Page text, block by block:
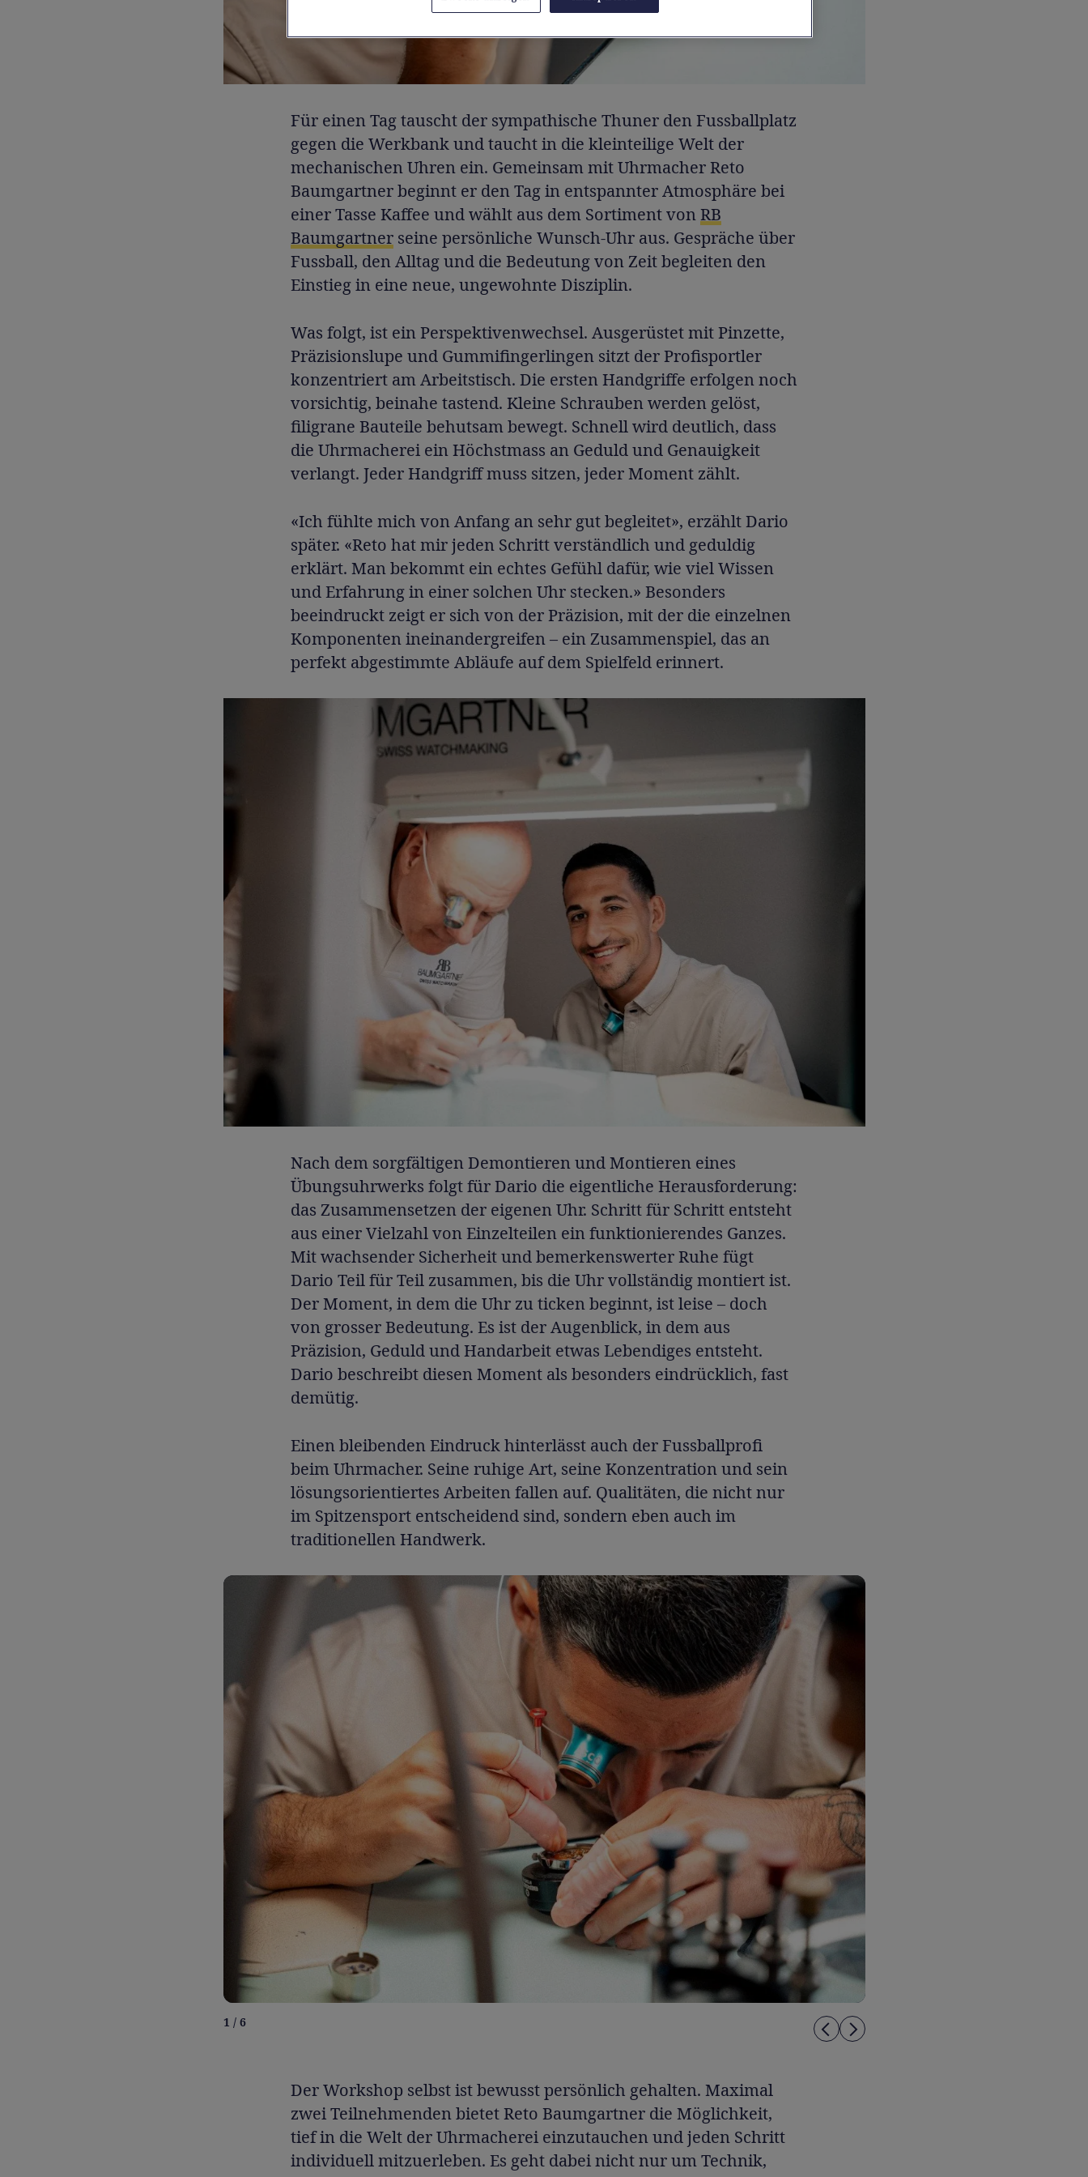
Für einen Tag tauscht der sympathische Thuner den Fussballplatz
gegen die Werkbank und taucht in die kleinteilige Welt der
mechanischen Uhren ein. Gemeinsam mit Uhrmacher Reto
Baumgartner beginnt er den Tag in entspannter Atmosphäre bei
einer Tasse Kaffee und wählt aus dem Sortiment vonRB
Baumgartner seine persönliche Wunsch-Uhr aus. Gespräche über
Fussball, den Alltag und die Bedeutung von Zeit begleiten den
Einstieg in eine neue, ungewohnte Disziplin.
Was folgt, ist ein Perspektivenwechsel. Ausgerüstet mit Pinzette,
Präzisionslupe und Gummifingerlingen sitzt der Profisportler
konzentriert am Arbeitstisch. Die ersten Handgriffe erfolgen noch
vorsichtig, beinahe tastend. Kleine Schrauben werden gelöst,
filigrane Bauteile behutsam bewegt. Schnell wird deutlich, dass
die Uhrmacherei ein Höchstmass an Geduld und Genauigkeit
verlangt. Jeder Handgriff muss sitzen, jeder Moment zählt.
«Ich fühlte mich von Anfang an sehr gut begleitet», erzählt Dario
später. «Reto hat mir jeden Schritt verständlich und geduldig
erklärt. Man bekommt ein echtes Gefühl dafür, wie viel Wissen
und Erfahrung in einer solchen Uhr stecken.» Besonders
beeindruckt zeigt er sich von der Präzision, mit der die einzelnen
Komponenten ineinandergreifen – ein Zusammenspiel, das an
perfekt abgestimmte Abläufe auf dem Spielfeld erinnert.
Nach dem sorgfältigen Demontieren und Montieren eines
Übungsuhrwerks folgt für Dario die eigentliche Herausforderung:
das Zusammensetzen der eigenen Uhr. Schritt für Schritt entsteht
aus einer Vielzahl von Einzelteilen ein funktionierendes Ganzes.
Mit wachsender Sicherheit und bemerkenswerter Ruhe fügt
Dario Teil für Teil zusammen, bis die Uhr vollständig montiert ist.
Der Moment, in dem die Uhr zu ticken beginnt, ist leise – doch
von grosser Bedeutung. Es ist der Augenblick, in dem aus
Präzision, Geduld und Handarbeit etwas Lebendiges entsteht.
Dario beschreibt diesen Moment als besonders eindrücklich, fast
demütig.
Einen bleibenden Eindruck hinterlässt auch der Fussballprofi
beim Uhrmacher. Seine ruhige Art, seine Konzentration und sein
lösungsorientiertes Arbeiten fallen auf. Qualitäten, die nicht nur
im Spitzensport entscheidend sind, sondern eben auch im
traditionellen Handwerk.
1 / 6
Der Workshop selbst ist bewusst persönlich gehalten. Maximal
zwei Teilnehmenden bietet Reto Baumgartner die Möglichkeit,
tief in die Welt der Uhrmacherei einzutauchen und jeden Schritt
individuell mitzuerleben. Es geht dabei nicht nur um Technik,